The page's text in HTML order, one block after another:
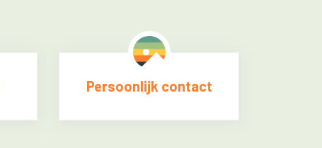
Persoonlijk contact